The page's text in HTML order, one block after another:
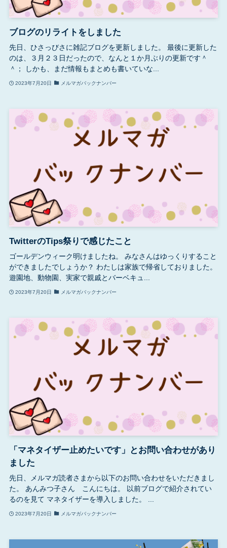
ブログのリライトをしました
先日、ひさっびさに雑記ブログを更新しました。 最後に更新した
のは、３月２３日だったので、なんと１か月ぶりの更新です＾
＾； しかも、まだ情報もまとめも書いていな...
2023年7月20日 メルマガバックナンバー
TwitterのTips祭りで感じたこと
ゴールデンウィーク明けましたね。 みなさんはゆっくりすること
ができましたでしょうか？ わたしは家族で帰省しておりました。
遊園地、動物園、実家で親戚とバーベキュ...
2023年7月20日 メルマガバックナンバー
「マネタイザー止めたいです」とお問い合わせがあり
ました
先日、メルマガ読者さまから以下のお問い合わせをいただきまし
た。 あんみつ子さん こんにちは。 以前ブログで紹介されてい
るのを見て マネタイザーを導入しました。 ...
2023年7月20日 メルマガバックナンバー